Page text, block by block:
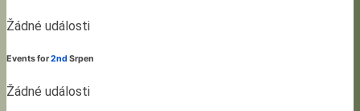
Žádné události
Events for2nd Srpen
Žádné události